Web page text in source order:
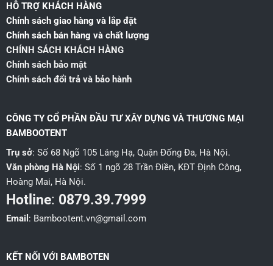
HỖ TRỢ KHÁCH HÀNG
Chính sách giao hàng và lắp đặt
Chính sách bán hàng và chất lượng
CHÍNH SÁCH KHÁCH HÀNG
Chính sách bảo mật
Chính sách đổi trả và bảo hành
CÔNG TY CỔ PHẦN ĐẦU TƯ XÂY DỰNG VÀ THƯƠNG MẠI
BAMBOOTENT
Trụ sở: Số 68 Ngõ 105 Láng Hạ, Quận Đống Đa, Hà Nội.
Văn phòng Hà Nội: Số 1 ngõ 28 Trần Điền, KĐT Định Công,
Hoàng Mai, Hà Nội.
Hotline: 0879.39.7999
Email : Bambootent.vn@gmail.com
KẾT NỐI VỚI BAMBOTEN